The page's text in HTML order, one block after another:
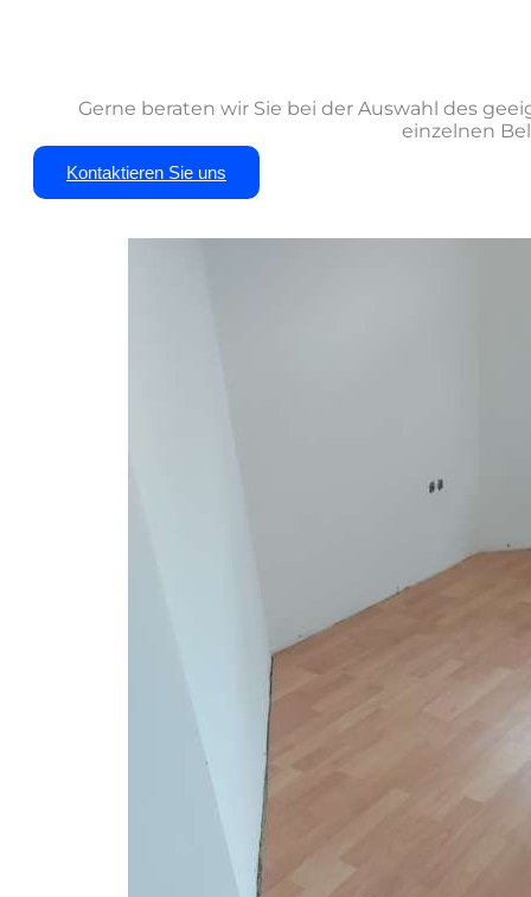
Gerne beraten wir Sie bei der Auswahl des
einzelnen
Kontaktieren Sie uns